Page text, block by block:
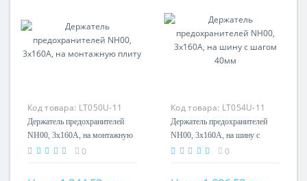
Код товара: LT050U-11
Держатель предохранителей
NH00, 3x160А, на монтажную
плиту
0
Код товара: LT054U-11
Держатель предохранителей
NH00, 3x160А, на шину с
шагом 40мм
0